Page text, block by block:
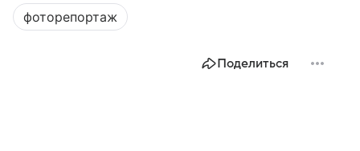
фоторепортаж
Поделиться